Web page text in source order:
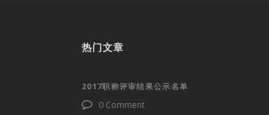
热门文章
2017职称评审结果公示名单
0 Comment